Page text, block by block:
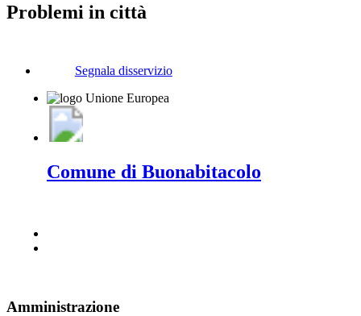
Problemi in città
Segnala disservizio
Comune di Buonabitacolo
Amministrazione